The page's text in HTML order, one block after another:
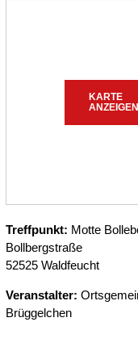
KARTE
ANZEIGEN
Treffpunkt: Motte
Bollbergstraße
52525 Waldfeucht
Veranstalter:
Brüggelchen